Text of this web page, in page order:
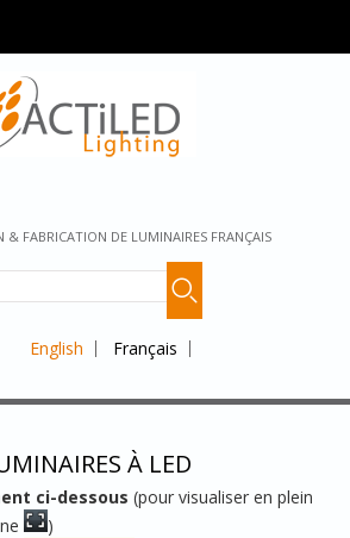
& FABRICATION DE LUMINAIRES FRANÇAIS
English Français
À LED
ci-dessous (pour visualiser en plein
)